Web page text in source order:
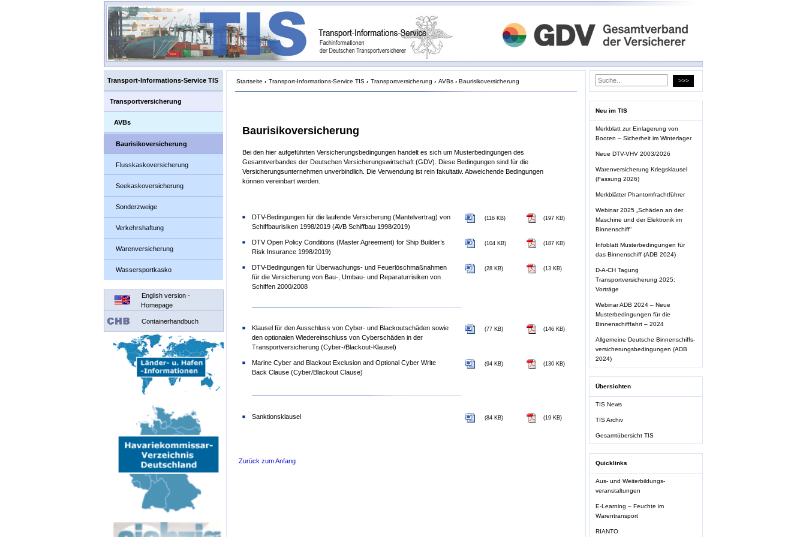
Transport-Informations-Service TIS
Transportversicherung
AVBs
Baurisikoversicherung
Flusskaskoversicherung
Seekaskoversicherung
Sonderzweige
Verkehrshaftung
Warenversicherung
Wassersportkasko
English version -
Homepage
Containerhandbuch
Startseite › Transport-Informations-Service TIS › Transportversicherung › AVBs › Baurisikoversicherung
Baurisikoversicherung
Bei den hier aufgeführten Versicherungsbedingungen handelt es sich um Musterbedingungen des
Gesamtverbandes der Deutschen Versicherungswirtschaft (GDV). Diese Bedingungen sind für die
Versicherungsunternehmen unverbindlich. Die Verwendung ist rein fakultativ. Abweichende Bedingungen
können vereinbart werden.
DTV-Bedingungen für die laufende Versicherung (Mantelvertrag) von
Schiffbaurisiken 1998/2019 (AVB Schiffbau 1998/2019)
(116 KB) (197 KB)
DTV Open Policy Conditions (Master Agreement) for Ship Builder’s
Risk Insurance 1998/2019)
(104 KB) (187 KB)
DTV-Bedingungen für Überwachungs- und Feuerlöschmaßnahmen
für die Versicherung von Bau-, Umbau- und Reparaturrisiken von
Schiffen 2000/2008
(28 KB) (13 KB)
Klausel für den Ausschluss von Cyber- und Blackoutschäden sowie
den optionalen Wiedereinschluss von Cyberschäden in der
Transportversicherung (Cyber-/Blackout-Klausel)
(77 KB) (146 KB)
Marine Cyber and Blackout Exclusion and Optional Cyber Write
Back Clause (Cyber/Blackout Clause)
(94 KB) (130 KB)
Sanktionsklausel (84 KB) (19 KB)
Zurück zum Anfang
Neu im TIS
Merkblatt zur Einlagerung von
Booten – Sicherheit im Winterlager
Neue DTV-VHV 2003/2026
Warenversicherung Kriegsklausel
(Fassung 2026)
Merkblätter Phantomfrachtführer
Webinar 2025 „Schäden an der
Maschine und der Elektronik im
Binnenschiff“
Infoblatt Musterbedingungen für
das Binnenschiff (ADB 2024)
D-A-CH Tagung
Transportversicherung 2025:
Vorträge
Webinar ADB 2024 – Neue
Musterbedingungen für die
Binnenschifffahrt – 2024
Allgemeine Deutsche Binnenschiffs-
versicherungsbedingungen (ADB
2024)
Übersichten
TIS News
TIS Archiv
Gesamtübersicht TIS
Quicklinks
Aus- und Weiterbildungs-
veranstaltungen
E-Learning – Feuchte im
Warentransport
RIANTO